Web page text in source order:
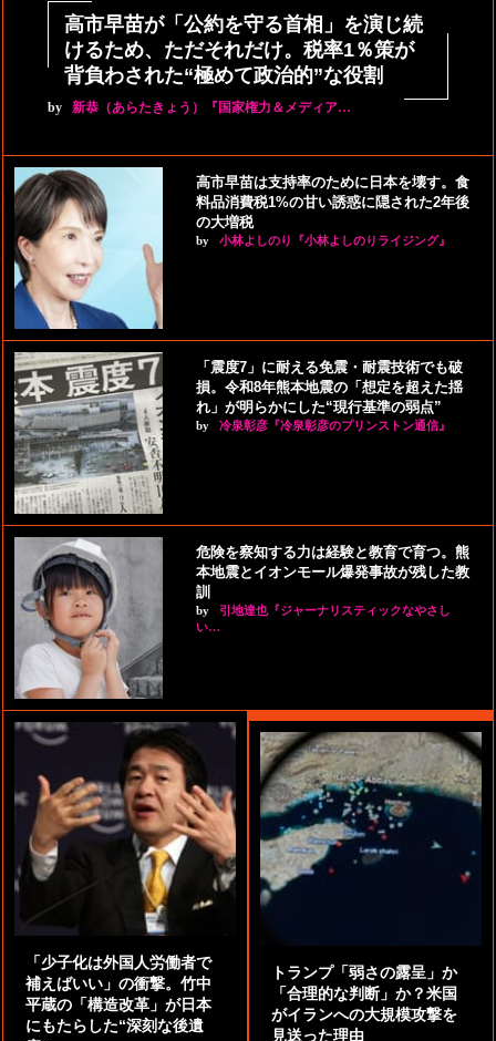
高市早苗が「公約を守る首相」を演じ続
けるため、ただそれだけ。税率1％策が
背負わされた“極めて政治的”な役割
by 新恭（あらたきょう）『国家権力＆メディア…
高市早苗は支持率のために日本を壊す。食
料品消費税1%の甘い誘惑に隠された2年後
の大増税
by 小林よしのり『小林よしのりライジング』
「震度7」に耐える免震・耐震技術でも破
損。令和8年熊本地震の「想定を超えた揺
れ」が明らかにした“現行基準の弱点”
by 冷泉彰彦『冷泉彰彦のプリンストン通信』
危険を察知する力は経験と教育で育つ。熊
本地震とイオンモール爆発事故が残した教
訓
by
引地達也『ジャーナリスティックなやさし
い…
「少子化は外国人労働者で
補えばいい」の衝撃。竹中
平蔵の「構造改革」が日本
にもたらした“深刻な後遺
トランプ「弱さの露呈」か
「合理的な判断」か？米国
がイランへの大規模攻撃を
見送った理由